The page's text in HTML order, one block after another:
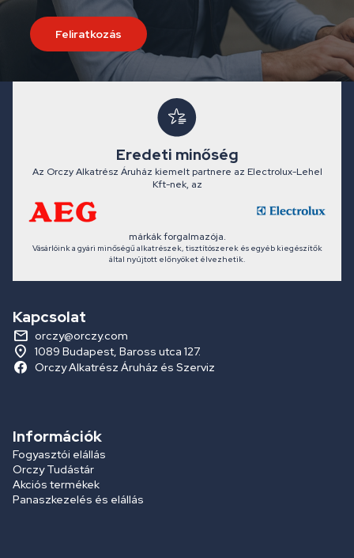
Feliratkozás
Eredeti minőség
Az Orczy Alkatrész Áruház kiemelt partnere az Electrolux-Lehel
Kft-nek, az
márkák forgalmazója.
Vásárlóink a gyári minőségű alkatrészek, tisztítószerek és egyéb kiegészítők
által nyújtott előnyöket élvezhetik.
Kapcsolat
orczy@orczy.com
1089 Budapest, Baross utca 127.
Orczy Alkatrész Áruház és Szerviz
Információk
Fogyasztói elállás
Orczy Tudástár
Akciós termékek
Panaszkezelés és elállás